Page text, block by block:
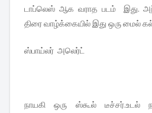
டாப்லெஸ் ஆக வராத படம் இது.
திரை வாழ்க்கையில் இது ஒரு மைல்
ஸ்பாய்லர் அலெர்ட்
நாயகி ஒரு ஸ்கூல் டீச்சர்.உடல்